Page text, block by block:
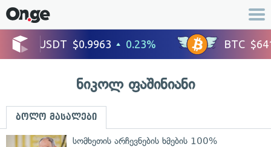
ნიკოლ ფაშინიანი
ბოლო მასალები
სომხეთის არჩევნების ხმების 100%